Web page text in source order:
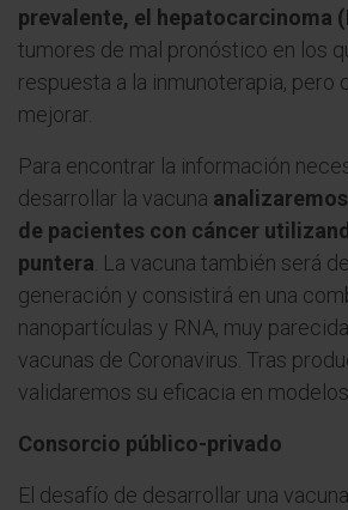
prevalente, el hepatocarcinoma
tumores de mal pronóstico en los
respuesta a la inmunoterapia, pero
mejorar.
Para encontrar la información
desarrollar la vacuna
de pacientes con cáncer
puntera. La vacuna también será
generación y consistirá en una
nanopartículas y RNA, muy
vacunas de Coronavirus. Tras
validaremos su eficacia en
Consorcio público-privado
El desafío de desarrollar una